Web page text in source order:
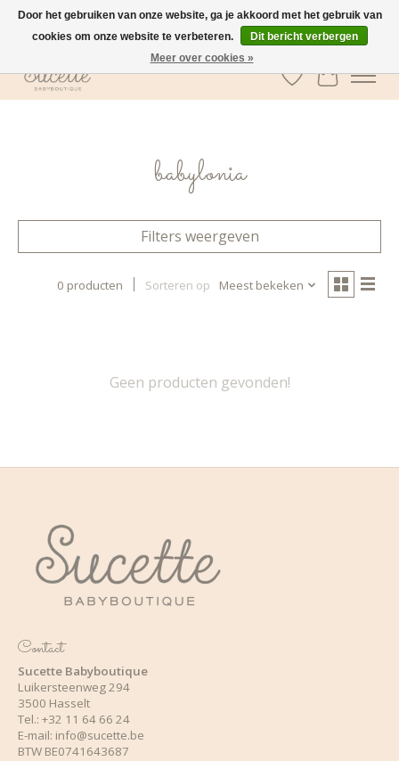
GRATIS verzending vanaf €100 in België
Verlanglijst
babylonia
Filters weergeven
0 producten Sorteren op Meest bekeken
Geen producten gevonden!
Contact
Sucette Babyboutique
Luikersteenweg 294
3500 Hasselt
Tel.: +32 11 64 66 24
E-mail: info@sucette.be
BTW BE0741643687
Door het gebruiken van onze website, ga je akkoord met het gebruik van
cookies om onze website te verbeteren.
Dit bericht verbergen
Meer over cookies »